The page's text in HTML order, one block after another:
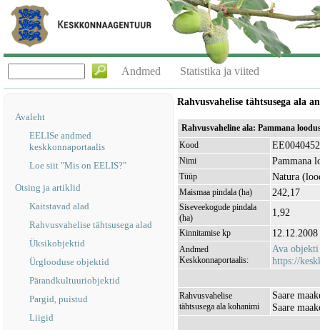
Andmed Statistika ja viited
Avaleht
EELISe andmed
keskkonnaportaalis
Loe siit "Mis on EELIS?"
Otsing ja artiklid
Kaitstavad alad
Rahvusvahelise tähtsusega alad
Üksikobjektid
Ürglooduse objektid
Pärandkultuuriobjektid
Pargid, puistud
Liigid
Rahvusvahelise tähtsusega ala
Rahvusvaheline ala: Pammana
Kood
EE0040452
Nimi Pammana
Tüüp Natura
Maismaa pindala (ha) 242,17
Siseveekogude pindala
(ha)
1,92
Kinnitamise kp 12.12.2008
Andmed
Keskkonnaportaalis:
Ava objekti
https://
Rahvusvahelise
tähtsusega ala kohanimi
Saare
Saare